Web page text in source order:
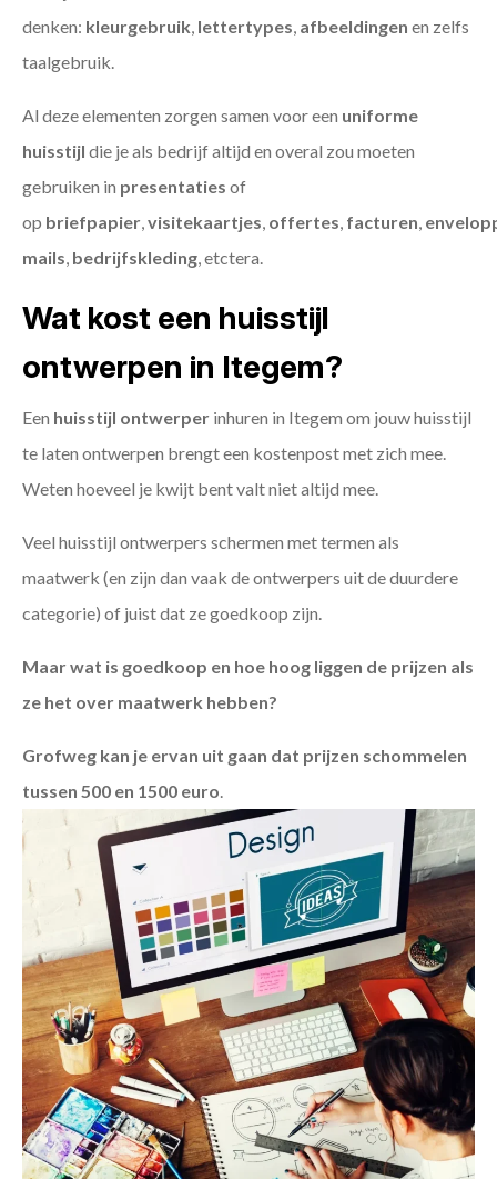
denken: kleurgebruik, lettertypes, afbeeldingen en zelfs
taalgebruik.
Al deze elementen zorgen samen voor een uniforme
huisstijl die je als bedrijf altijd en overal zou moeten
gebruiken in presentaties of
op briefpapier,visitekaartjes, offertes, facturen,
mails, bedrijfskleding, etctera.
Wat kost een huisstijl
ontwerpen in Itegem?
Een huisstijl ontwerper inhuren in Itegem om jouw huisstijl
te laten ontwerpen brengt een kostenpost met zich mee.
Weten hoeveel je kwijt bent valt niet altijd mee.
Veel huisstijl ontwerpers schermen met termen als
maatwerk (en zijn dan vaak de ontwerpers uit de duurdere
categorie) of juist dat ze goedkoop zijn.
Maar wat is goedkoop en hoe hoog liggen de prijzen als
ze het over maatwerk hebben?
Grofweg kan je ervan uit gaan dat prijzen schommelen
tussen 500 en 1500 euro.